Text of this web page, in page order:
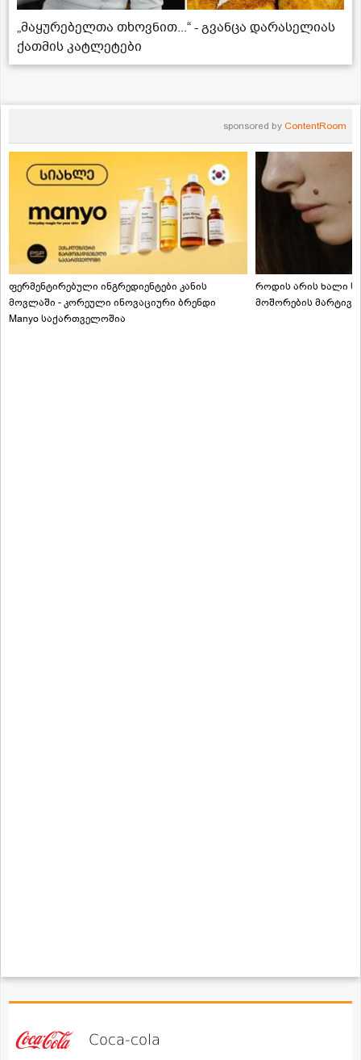
„მაყურებელთა თხოვნით...“ - გვანცა დარასელიას
ქათმის კატლეტები
sponsored by ContentRoom
ფერმენტირებული ინგრედიენტები კანის
მოვლაში - კორეული ინოვაციური ბრენდი
Manyo საქართველოშია
როდის არის ხალი
მოშორების
Coca-cola